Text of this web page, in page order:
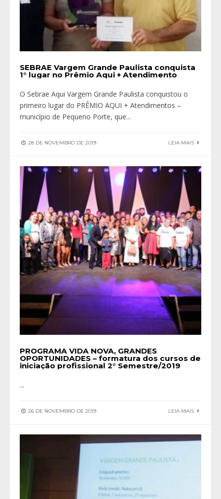
SEBRAE Vargem Grande Paulista conquista
1° lugar no Prêmio Aqui + Atendimento
O Sebrae Aqui Vargem Grande Paulista conquistou o
primeiro lugar do PRÊMIO AQUI + Atendimentos –
município de Pequeno Porte, que...
28 DE NOVEMBRO DE 2019 LEIA MAIS
PROGRAMA VIDA NOVA, GRANDES
OPORTUNIDADES – formatura dos cursos de
iniciação profissional 2° Semestre/2019
...
26 DE NOVEMBRO DE 2019 LEIA MAIS